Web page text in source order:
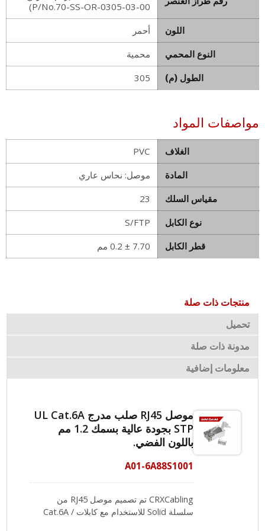
P/No.70-SS-OR-0305-03-00)
اللون
أحمر
النوع المحمي
محمية
الطول (م)
305
مواصفات المواد
الغلاف
PVC
المادة
موصل: نحاس عاري
مقياس السلك
23
نوع الكابل
S/FTP
قطر الكابل
7.70 ± 0.2 مم
منتجات ذات صلة
تحميل
مدونة ذات صلة
معلومات إضافية
موصل RJ45 صلب مدرج UL Cat.6A
STP بجودة عالية بسمك 1.2 مم
باللون الفضي.
A01-6A88S1001
CRXCabling تم تصميم موصل RJ45 من
سلسلة Solid للاستخدام مع كابلات Cat.6A /